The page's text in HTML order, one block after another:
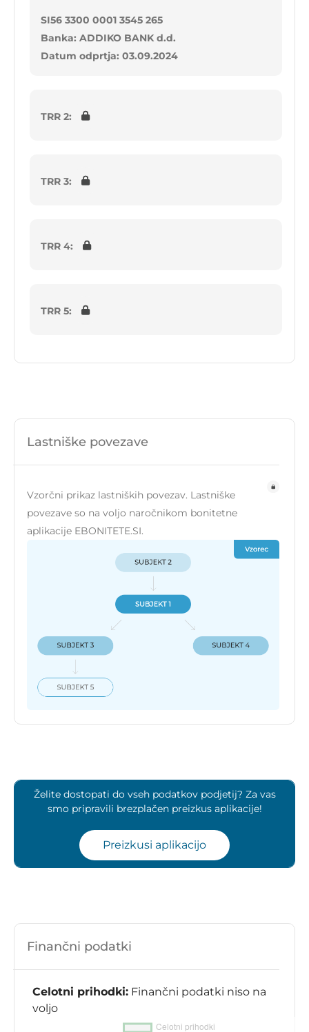
SI56 3300 0001 3545 265
Banka: ADDIKO BANK d.d.
Datum odprtja: 03.09.2024
TRR 2:
TRR 3:
TRR 4:
TRR 5:
Lastniške povezave
Vzorčni prikaz lastniških povezav. Lastniške
povezave so na voljo naročnikom bonitetne
aplikacije EBONITETE.SI.
Želite dostopati do vseh podatkov podjetij? Za vas
smo pripravili brezplačen preizkus aplikacije!
Preizkusi aplikacijo
Finančni podatki
Celotni prihodki: Finančni podatki niso na
voljo